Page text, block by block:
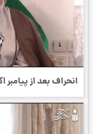
انحراف بعد از